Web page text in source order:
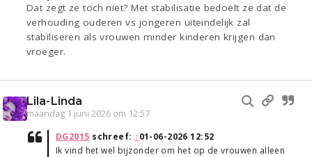
Dat zegt ze toch niet? Met stabilisatie bedoelt ze dat de
verhouding ouderen vs jongeren uiteindelijk zal
stabiliseren als vrouwen minder kinderen krijgen dan
vroeger.
Lila-Linda
maandag 1 juni 2026 om 12:57
DG2015 schreef: ↑01-06-2026 12:52
Ik vind het wel bijzonder om het op de vrouwen alleen